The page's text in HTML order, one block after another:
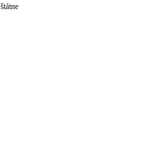
štátne